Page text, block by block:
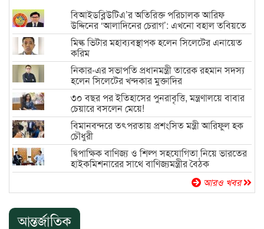
বিআইডব্লিউটিএ’র অতিরিক্ত পরিচালক আরিফ
উদ্দিনের ‘আলাদিনের চেরাগ’: এখনো বহাল তবিয়তে
দুর্নীতির বরপুত্র
মিল্ক ভিটার মহাব্যবস্থাপক হলেন সিলেটের এনায়েত
করিম
নিকার-এর সভাপতি প্রধানমন্ত্রী তারেক রহমান সদস্য
হলেন সিলেটের খন্দকার মুক্তাদির
৩০ বছর পর ইতিহাসের পুনরাবৃত্তি, মন্ত্রণালয়ে বাবার
চেয়ারে বসলেন মেয়ে!
বিমানবন্দরে তৎপরতায় প্রশংসিত মন্ত্রী আরিফুল হক
চৌধুরী
দ্বিপাক্ষিক বাণিজ্য ও শিল্প সহযোগিতা নিয়ে ভারতের
হাইকমিশনারের সাথে বাণিজ্যমন্ত্রীর বৈঠক
আরও খবর
আন্তর্জাতিক